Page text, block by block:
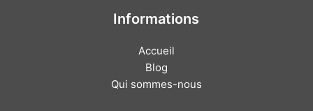
Informations
Accueil
Blog
Qui sommes-nous